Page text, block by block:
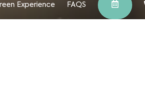
Experience FAQS